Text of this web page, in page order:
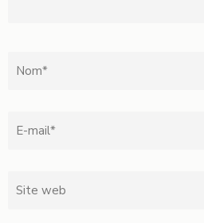
Nom *
Email *
Site